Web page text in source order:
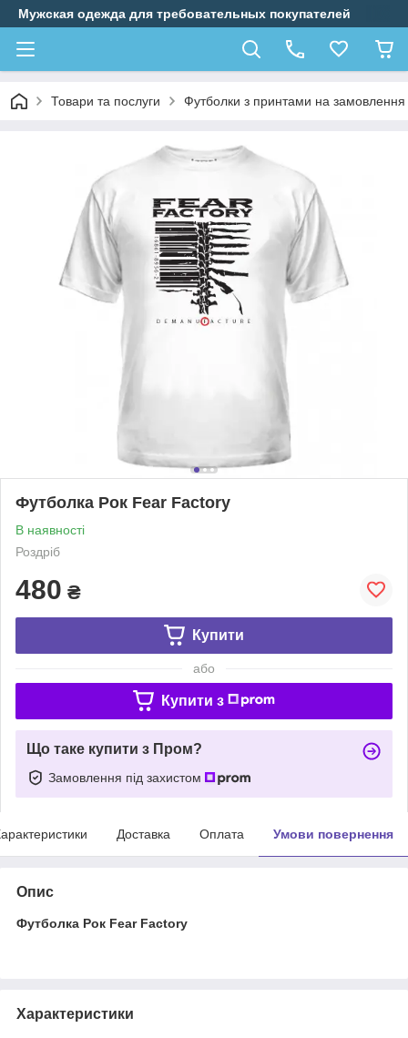
Мужская одежда для требовательных покупателей
Товари та послуги Футболки з принтами на замовлення
Футболка Рок Fear Factory
В наявності
Роздріб
480 ₴
Купити
або
Купити з
Що таке купити з Пром?
Замовлення під захистом
Доставка Оплата Умови повернення
Опис
Футболка Рок Fear Factory
Характеристики